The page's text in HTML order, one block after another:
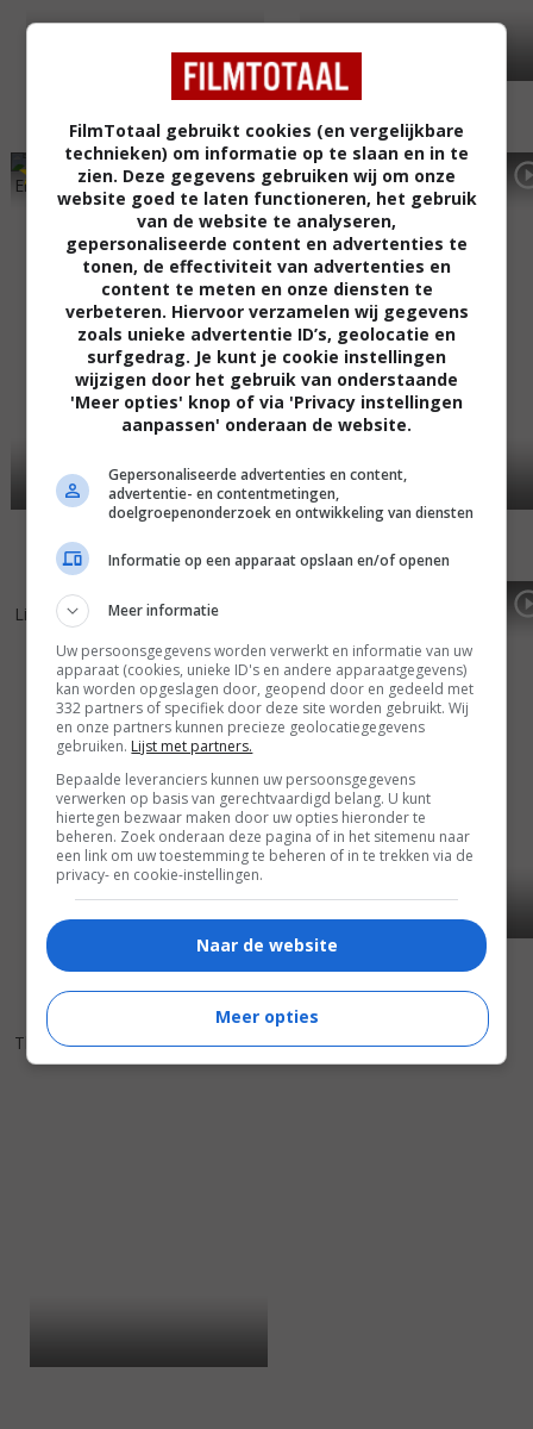
8
Eight Crazy Nights (2002) 4,8
Mr. Deeds (2002)
4 7
Little Nicky (2000)
The Waterboy (1998)
FilmTotaal gebruikt cookies (en vergelijkbare
technieken) om informatie op te slaan en in te
zien. Deze gegevens gebruiken wij om onze
website goed te laten functioneren, het gebruik
van de website te analyseren,
gepersonaliseerde content en advertenties te
tonen, de effectiviteit van advertenties en
content te meten en onze diensten te
verbeteren. Hiervoor verzamelen wij gegevens
zoals unieke advertentie ID’s, geolocatie en
surfgedrag. Je kunt je cookie instellingen
wijzigen door het gebruik van onderstaande
'Meer opties' knop of via 'Privacy instellingen
aanpassen' onderaan de website.
Gepersonaliseerde advertenties en content,
advertentie- en contentmetingen,
doelgroepenonderzoek en ontwikkeling van diensten
Informatie op een apparaat opslaan en/of openen
Meer informatie
Uw persoonsgegevens worden verwerkt en informatie van uw
apparaat (cookies, unieke ID's en andere apparaatgegevens)
kan worden opgeslagen door, geopend door en gedeeld met
332 partners of specifiek door deze site worden gebruikt. Wij
en onze partners kunnen precieze geolocatiegegevens
gebruiken. Lijst met partners.
Bepaalde leveranciers kunnen uw persoonsgegevens
verwerken op basis van gerechtvaardigd belang. U kunt
hiertegen bezwaar maken door uw opties hieronder te
beheren. Zoek onderaan deze pagina of in het sitemenu naar
een link om uw toestemming te beheren of in te trekken via de
privacy- en cookie-instellingen.
Naar de website
Meer opties